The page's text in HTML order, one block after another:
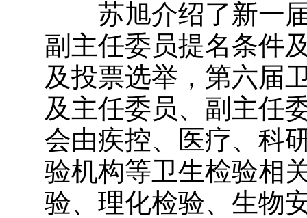
苏旭介绍了新一届
副主任委员提名条件
及投票选举，第六届
及主任委员、副主任
会由疾控、医疗、科
验机构等卫生检验相
验、理化检验、生物